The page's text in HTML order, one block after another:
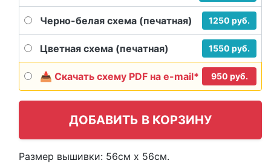
Черно-белая схема (печатная) 1250 руб.
Цветная схема (печатная) 1550 руб.
📥 Скачать схему PDF на e-mail* 950 руб.
Размер вышивки: 56см х 56см.